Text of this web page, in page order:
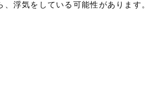
浮気をしている可能性があります。